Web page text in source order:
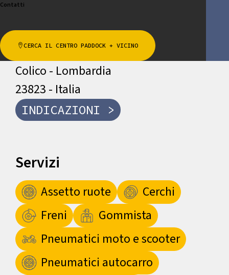
Contatti
CERCA IL CENTRO PADDOCK + VICINO
Indirizzo
Via al Trivio 7
Colico - Lombardia
23823 - Italia
INDICAZIONI >
Servizi
Assetto ruote
Cerchi
Freni
Gommista
Pneumatici moto e scooter
Pneumatici autocarro